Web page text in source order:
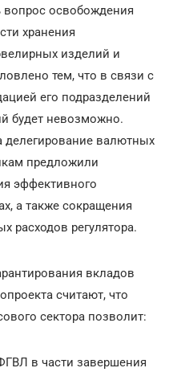
вопрос освобождения
хранения
изделий и
тем, что в связи с
его подразделений
будет невозможно.
делегирование валютных
предложили
эффективного
а также сокращения
расходов регулятора.
вкладов
считают, что
сектора позволит:
в части завершения